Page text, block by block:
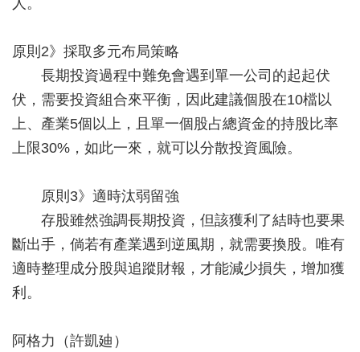
人。
原則2》採取多元布局策略
長期投資過程中難免會遇到單一公司的起起伏
伏，需要投資組合來平衡，因此建議個股在10檔以
上、產業5個以上，且單一個股占總資金的持股比率
上限30%，如此一來，就可以分散投資風險。
原則3》適時汰弱留強
存股雖然強調長期投資，但該獲利了結時也要果
斷出手，倘若有產業遇到逆風期，就需要換股。唯有
適時整理成分股與追蹤財報，才能減少損失，增加獲
利。
阿格力（許凱廸）